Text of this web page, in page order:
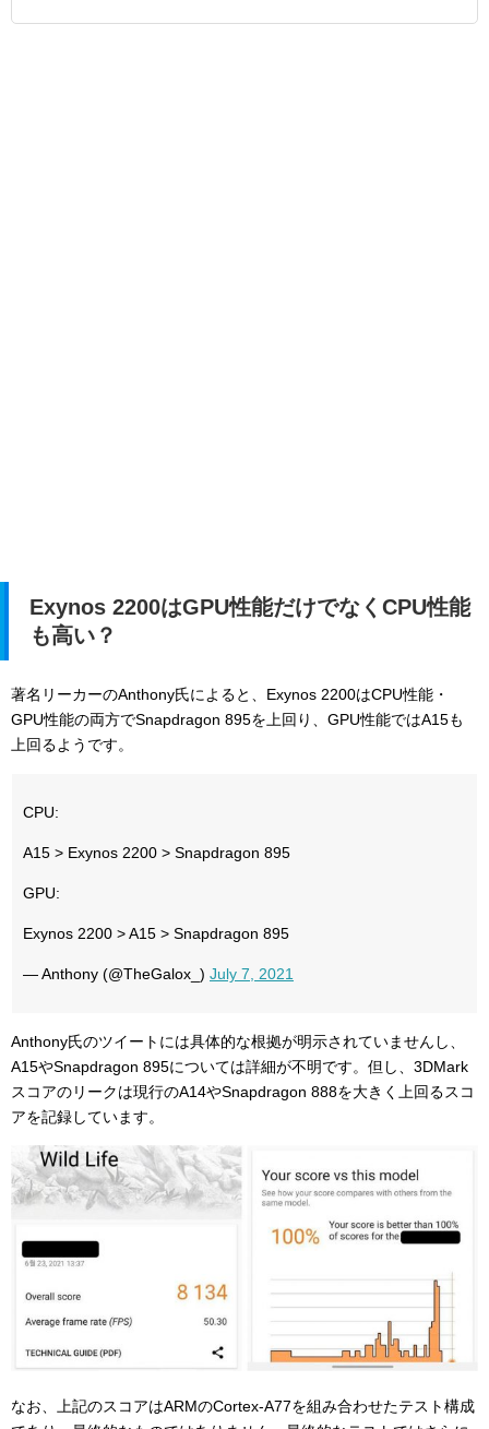
Exynos 2200はGPU性能だけでなくCPU性能
も高い？
著名 リーカーのAnthony氏によると、Exynos 2200はCPU性能・
GPU性能の両方でSnapdragon 895を上回り、GPU性能ではA15も
上回るようです。
CPU:
A15 > Exynos 2200 > Snapdragon 895
GPU:
Exynos 2200 > A15 > Snapdragon 895
— Anthony (@TheGalox_) July 7, 2021
Anthony氏のツイートには具体的な根拠が明示されていませんし、
A15やSnapdragon 895については詳細が不明です。但し、3DMark
スコアのリークは現行のA14やSnapdragon 888を大きく上回るスコ
アを記録しています。
なお、上記のスコアはARMのCortex-A77を組み合わせたテスト構成